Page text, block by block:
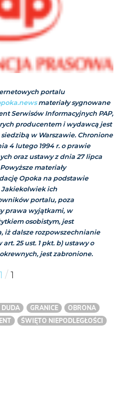
portalu
materiały sygnowane
Serwisów Informacyjnych PAP,
producentem i wydawcą jest
siedzibą w Warszawie. Chronione
4 lutego 1994 r. o prawie
oraz ustawy z dnia 27 lipca
materiały
Opoka na podstawie
ich
portalu, poza
prawa wyjątkami, w
osobistym, jest
iż dalsze rozpowszechnianie
25 ust. 1 pkt. b) ustawy o
jest zabronione.
1 / 1
DUDA GRANICE
OBRONA
ŚWIĘTO NIEPODLEGŁOŚCI